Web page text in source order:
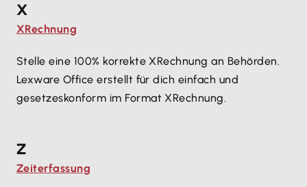
X
XRechnung
Stelle eine 100% korrekte XRechnung an Behörden.
Lexware Office erstellt für dich einfach und
gesetzeskonform im Format XRechnung.
Z
Zeiterfassung